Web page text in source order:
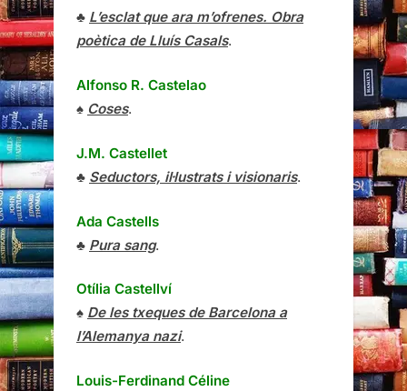
♣ L’esclat que ara m’ofrenes. Obra
poètica de Lluís Casals.
Alfonso R. Castelao
♠ Coses.
J.M. Castellet
♣ Seductors, il·lustrats i visionaris.
Ada Castells
♣ Pura sang.
Otília Castellví
♠ De les txeques de Barcelona a
l’Alemanya nazi.
Louis-Ferdinand Céline